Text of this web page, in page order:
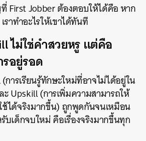
First Jobber ต้องตอบให้ได้คือ หาก
ราทำอะไรให้เขาได้ทันที
ไม่ใช่คำสวยหรู แต่คือ
รอยู่รอด
การเรียนรู้ทักษะใหม่ที่อาจไม่ได้อยู่ใน
Upskill (การเพิ่มความสามารถให้
ได้จริงมากขึ้น) ถูกพูดกันจนเหมือน
เด็กจบใหม่ คือเรื่องจริงมากขึ้นทุก